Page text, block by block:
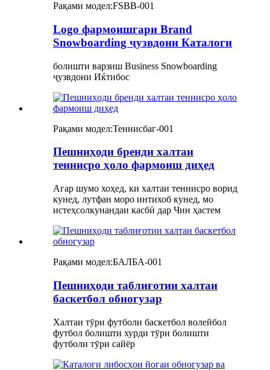
Рақами модел:FSBB-001
Logo фармоишгари Brand
Snowboarding ҷузвдони Каталоги
болишти варзиш Business Snowboarding
ҷузвдони Иќтибос
Рақами модел:Теннисбаг-001
Пешниҳоди бренди халтаи
теннисро ҳоло фармоиш диҳед
Агар шумо хоҳед, ки халтаи теннисро ворид
кунед, лутфан моро интихоб кунед, мо
истеҳсолкунандаи касбӣ дар Чин ҳастем
Рақами модел:БАЛБА-001
Пешниҳоди таблиғотии халтаи
баскетбол обногузар
Халтаи тӯри футболи баскетбол волейбол
футбол болишти хурди тӯри болишти
футболи тӯри сайёр